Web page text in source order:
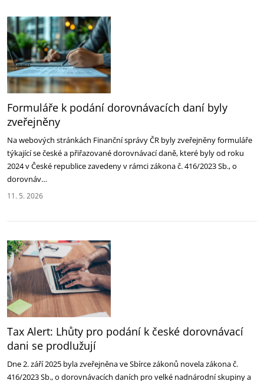
Formuláře k podání dorovnávacích daní byly
zveřejněny
Na webových stránkách Finanční správy ČR byly zveřejněny formuláře
týkající se české a přiřazované dorovnávací daně, které byly od roku
2024 v České republice zavedeny v rámci zákona č. 416/2023 Sb., o
dorovnáv…
11. 5. 2026
Tax Alert: Lhůty pro podání k české dorovnávací
dani se prodlužují
Dne 2. září 2025 byla zveřejněna ve Sbírce zákonů novela zákona č.
416/2023 Sb., o dorovnávacích daních pro velké nadnárodní skupiny a